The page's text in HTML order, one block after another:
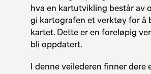
hva en kartutvikling består av
gi kartografen et verktøy for å
kartet. Dette er en foreløpig
bli oppdatert.
I denne veilederen finner dere